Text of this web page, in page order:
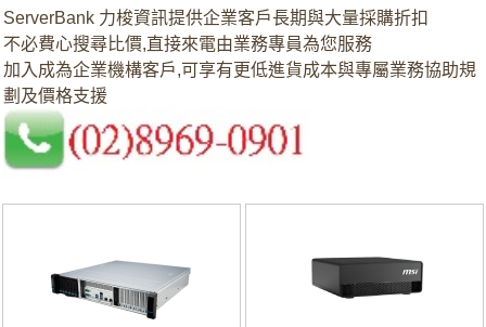
ServerBank 力梭資訊提供企業客戶長期與大量採購折扣
不必費心搜尋比價,直接來電由業務專員為您服務
加入成為企業機構客戶,可享有更低進貨成本與專屬業務協助規
劃及價格支援